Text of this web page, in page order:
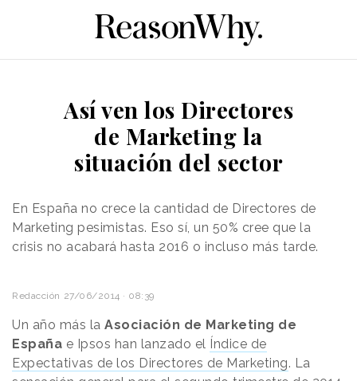
Así ven los Directores
de Marketing la
situación del sector
En España no crece la cantidad de Directores de
Marketing pesimistas. Eso sí, un 50% cree que la
crisis no acabará hasta 2016 o incluso más tarde.
Redacción 27/06/2014 · 08:39
Un año más la Asociación de Marketing de
España e Ipsos han lanzado el Índice de
Expectativas de los Directores de Marketing. La